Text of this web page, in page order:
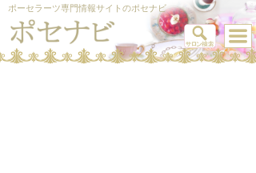
ポーセラーツ専門情報サイトのポセナビ